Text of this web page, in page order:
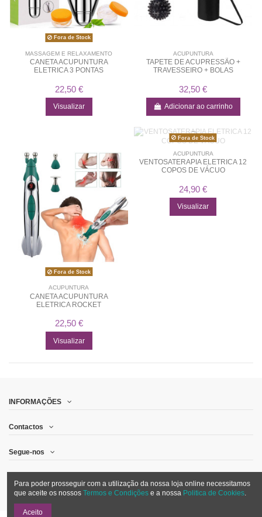
Fora de Stock
MASSAGEM E RELAXAMENTO
CANETA ACUPUNTURA
ELETRICA 3 PONTAS
22,50 €
Visualizar
ACUPUNTURA
TAPETE DE ACUPRESSÃO +
TRAVESSEIRO + BOLAS
32,50 €
Adicionar ao carrinho
Fora de Stock
ACUPUNTURA
CANETA ACUPUNTURA
ELETRICA ROCKET
22,50 €
Visualizar
Fora de Stock
ACUPUNTURA
VENTOSATERAPIA ELETRICA 12
COPOS DE VÁCUO
24,90 €
Visualizar
INFORMAÇÕES
Contactos
Segue-nos
Para poder prosseguir com a utilização da nossa loja online necessitamos
que aceite os nossos Termos e Condições e a nossa Politica de Cookies.
Aceito